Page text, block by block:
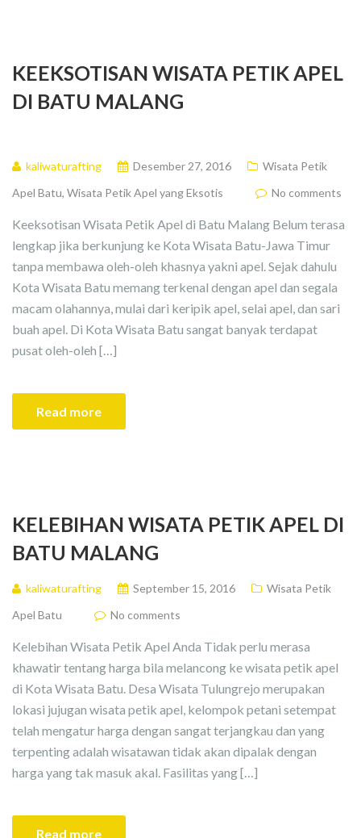
KEEKSOTISAN WISATA PETIK APEL
DI BATU MALANG
kaliwaturafting Desember 27, 2016
Wisata Petik
Apel Batu, Wisata Petik Apel yang Eksotis No comments
Keeksotisan Wisata Petik Apel di Batu Malang Belum terasa
lengkap jika berkunjung ke Kota Wisata Batu-Jawa Timur
tanpa membawa oleh-oleh khasnya yakni apel. Sejak dahulu
Kota Wisata Batu memang terkenal dengan apel dan segala
macam olahannya, mulai dari keripik apel, selai apel, dan sari
buah apel. Di Kota Wisata Batu sangat banyak terdapat
pusat oleh-oleh […]
Read more
KELEBIHAN WISATA PETIK APEL DI
BATU MALANG
kaliwaturafting September 15, 2016
Wisata Petik
Apel Batu
No comments
Kelebihan Wisata Petik Apel Anda Tidak perlu merasa
khawatir tentang harga bila melancong ke wisata petik apel
di Kota Wisata Batu. Desa Wisata Tulungrejo merupakan
lokasi jujugan wisata petik apel, kelompok petani setempat
telah mengatur harga dengan sangat terjangkau dan yang
terpenting adalah wisatawan tidak akan dipalak dengan
harga yang tak masuk akal. Fasilitas yang […]
Read more